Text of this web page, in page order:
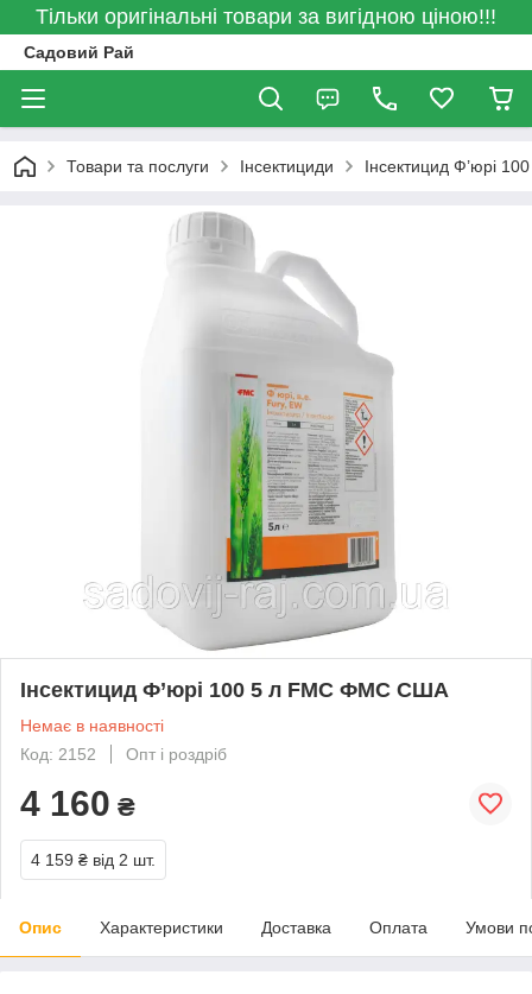
Тільки оригінальні товари за вигідною ціною!!!
Садовий Рай
Товари та послуги Інсектициди Інсектицид Ф’юрі
Інсектицид Ф’юрі 100 5 л FMC ФМС США
Немає в наявності
Код: 2152
Опт і роздріб
4 160 ₴
4 159 ₴ від 2 шт.
Опис Характеристики Доставка Оплата Умови